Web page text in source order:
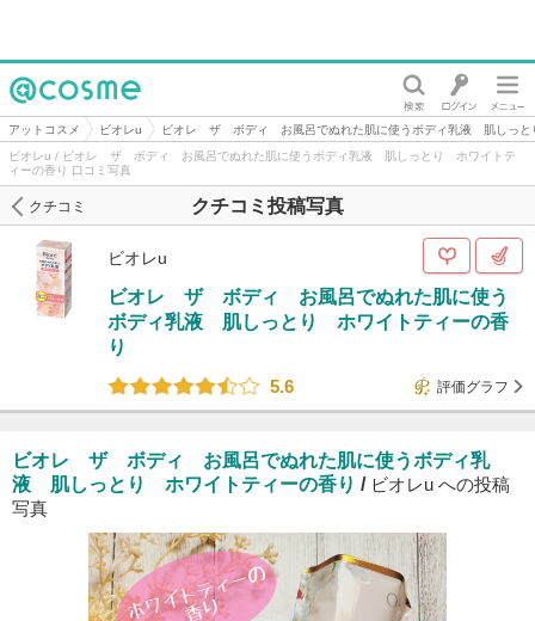
@cosme
アットコスメ ビオレu
ビオレ ザ ボディ お風呂でぬれた肌に使うボディ乳液 肌しっと
ビオレu / ビオレ ザ ボディ お風呂でぬれた肌に使うボディ乳液 肌しっとり ホワイトテ
ィーの香り 口コミ写真
クチコミ投稿写真
クチコミ
ビオレu
ビオレ ザ ボディ お風呂でぬれた肌に使う
ボディ乳液 肌しっとり ホワイトティーの香
り
5.6
評価グラフ
ビオレ ザ ボディ お風呂でぬれた肌に使うボディ乳
液 肌しっとり ホワイトティーの香り / ビオレu への投稿
写真